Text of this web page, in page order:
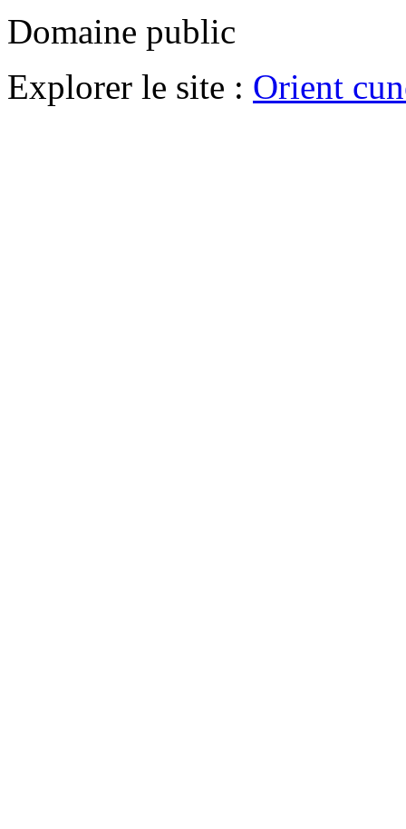
Domaine public
Explorer le site : Orient